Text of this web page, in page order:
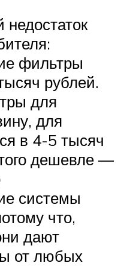
фильтры
рублей.
для
для
в 4-5 тысяч
дешевле —
системы
что,
дают
от любых